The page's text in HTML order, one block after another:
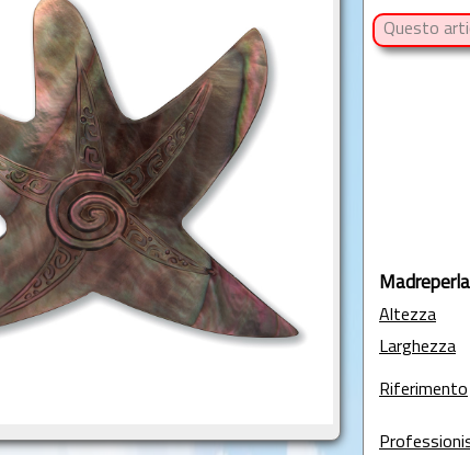
Questo
Altezza
Larghezza
Riferimento